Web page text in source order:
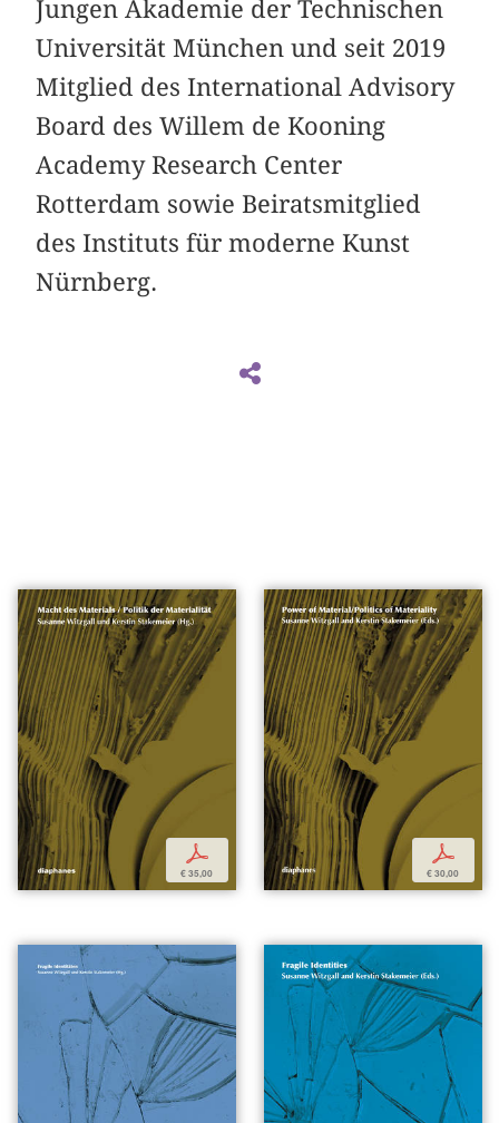
Jungen Akademie der Technischen
Universität München und seit 2019
Mitglied des International Advisory
Board des Willem de Kooning
Academy Research Center
Rotterdam sowie Beiratsmitglied
des Instituts für moderne Kunst
Nürnberg.
p
€ 35,00
p
€ 30,00